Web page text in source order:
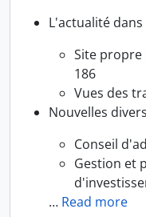
L'actualité
Site propre
186
Vues des
Nouvelles
Conseil
Gestion et
… Read more